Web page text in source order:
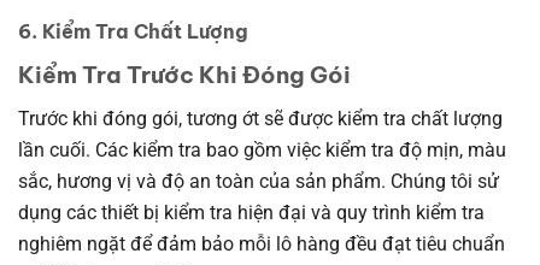
6. Kiểm Tra Chất Lượng
Kiểm Tra Trước Khi Đóng Gói
Trước khi đóng gói, tương ớt sẽ được kiểm tra chất lượng
lần cuối. Các kiểm tra bao gồm việc kiểm tra độ mịn, màu
sắc, hương vị và độ an toàn của sản phẩm. Chúng tôi sử
dụng các thiết bị kiểm tra hiện đại và quy trình kiểm tra
nghiêm ngặt để đảm bảo mỗi lô hàng đều đạt tiêu chuẩn